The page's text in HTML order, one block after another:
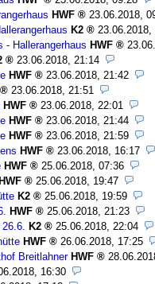
HWF
23.06.2018,
K2
23.06.2018,
- Hallerangerhaus HWF
23.06.2018, 21:14
HWF
23.06.2018, 21:42
23.06.2018, 21:51
HWF
23.06.2018, 22:01
HWF
23.06.2018, 21:44
HWF
23.06.2018, 21:59
HWF
23.06.2018, 16:17
HWF
25.06.2018, 07:36
25.06.2018, 19:47
K2
25.06.2018, 19:59
HWF
25.06.2018, 21:23
K2
25.06.2018, 22:04
HWF
26.06.2018, 17:25
Breitlahner HWF
16:30